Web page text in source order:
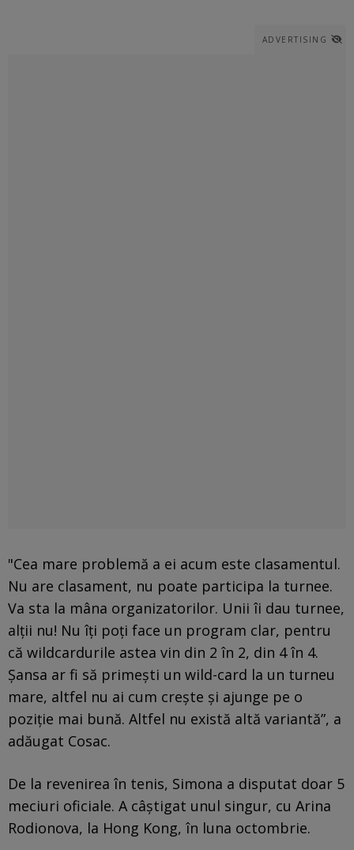
ADVERTISING
"Cea mare problemă a ei acum este clasamentul.
Nu are clasament, nu poate participa la turnee.
Va sta la mâna organizatorilor. Unii îi dau turnee,
alții nu! Nu îți poți face un program clar, pentru
că wildcardurile astea vin din 2 în 2, din 4 în 4.
Șansa ar fi să primești un wild-card la un turneu
mare, altfel nu ai cum crește și ajunge pe o
poziție mai bună. Altfel nu există altă variantă”, a
adăugat Cosac.
De la revenirea în tenis, Simona a disputat doar 5
meciuri oficiale. A câștigat unul singur, cu Arina
Rodionova, la Hong Kong, în luna octombrie.